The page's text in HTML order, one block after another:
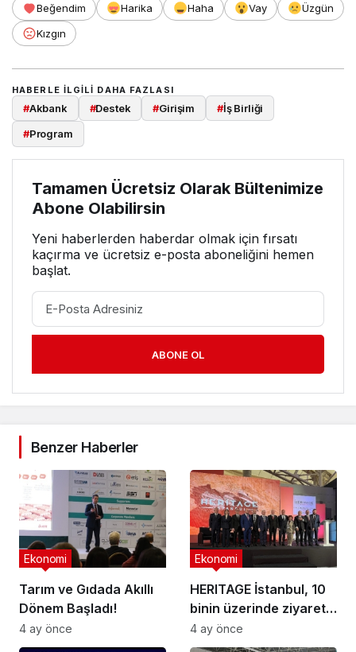
Beğendim Harika Haha Vay
Üzgün
Kızgın
HABERLE ILGILI DAHA FAZLASI
#Akbank #Destek #Girişim #İş Birliği
#Program
Tamamen Ücretsiz Olarak Bültenimize
Abone Olabilirsin
Yeni haberlerden haberdar olmak için fırsatı
kaçırma ve ücretsiz e-posta aboneliğini hemen
başlat.
ABONE OL
Benzer Haberler
Tarım ve Gıdada Akıllı
Dönem Başladı!
Ekonomi
4 ay önce
HERITAGE İstanbul, 10
binin üzerinde ziyaretçi
ağırladı
Ekonomi
4 ay önce